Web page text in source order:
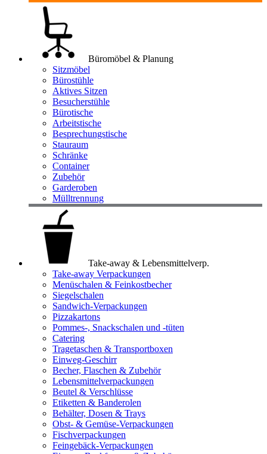
Büromöbel & Planung
Sitzmöbel
Bürostühle
Aktives Sitzen
Besucherstühle
Bürotische
Arbeitstische
Besprechungstische
Stauraum
Schränke
Container
Zubehör
Garderoben
Mülltrennung
Take-away & Lebensmittelverp.
Take-away Verpackungen
Menüschalen & Feinkostbecher
Siegelschalen
Sandwich-Verpackungen
Pizzakartons
Pommes-, Snackschalen und -tüten
Catering
Tragetaschen & Transportboxen
Einweg-Geschirr
Becher, Flaschen & Zubehör
Lebensmittelverpackungen
Beutel & Verschlüsse
Etiketten & Banderolen
Behälter, Dosen & Trays
Obst- & Gemüse-Verpackungen
Fischverpackungen
Feingebäck-Verpackungen